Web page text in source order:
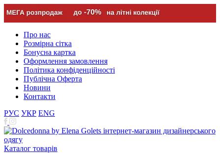
Про нас
Розмірна сітка
Бонусна картка
Оформлення замовлення
Політика конфіденційності
Публічна Оферта
Новини
Контакти
РУС УКР ENG
Каталог товарів